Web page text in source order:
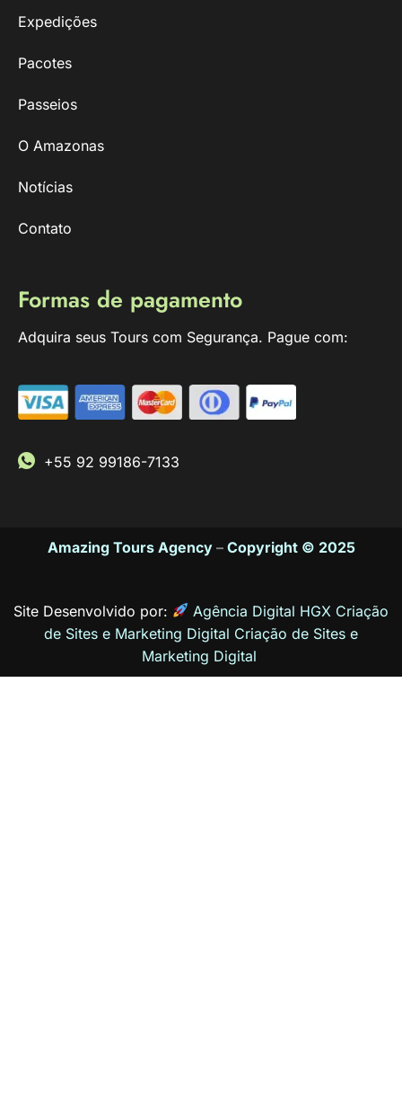
Expedições
Pacotes
Passeios
O Amazonas
Notícias
Contato
Formas de pagamento
Adquira seus Tours com Segurança. Pague com:
+55 92 99186-7133
Amazing Tours Agency– Copyright © 2025
Site Desenvolvido por:
Agência Digital HGX Criação
de Sites e Marketing Digital Criação de Sites e
Marketing Digital